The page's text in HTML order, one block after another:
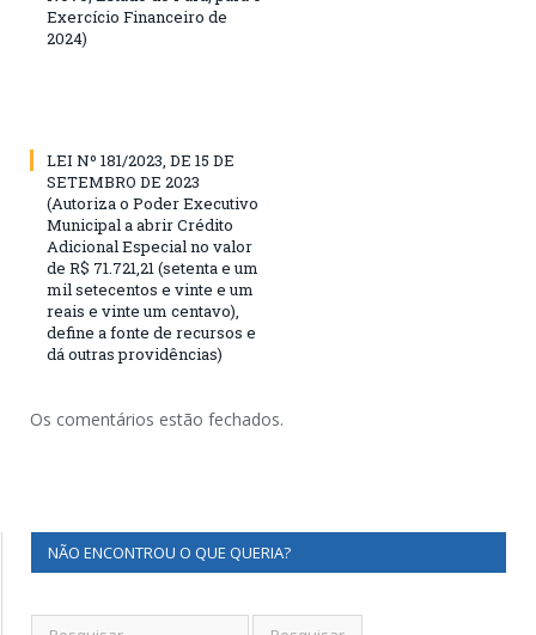
Exercício Financeiro de
2024)
LEI Nº 181/2023, DE 15 DE
SETEMBRO DE 2023
(Autoriza o Poder Executivo
Municipal a abrir Crédito
Adicional Especial no valor
de R$ 71.721,21 (setenta e um
mil setecentos e vinte e um
reais e vinte um centavo),
define a fonte de recursos e
dá outras providências)
Os comentários estão fechados.
NÃO ENCONTROU O QUE QUERIA?